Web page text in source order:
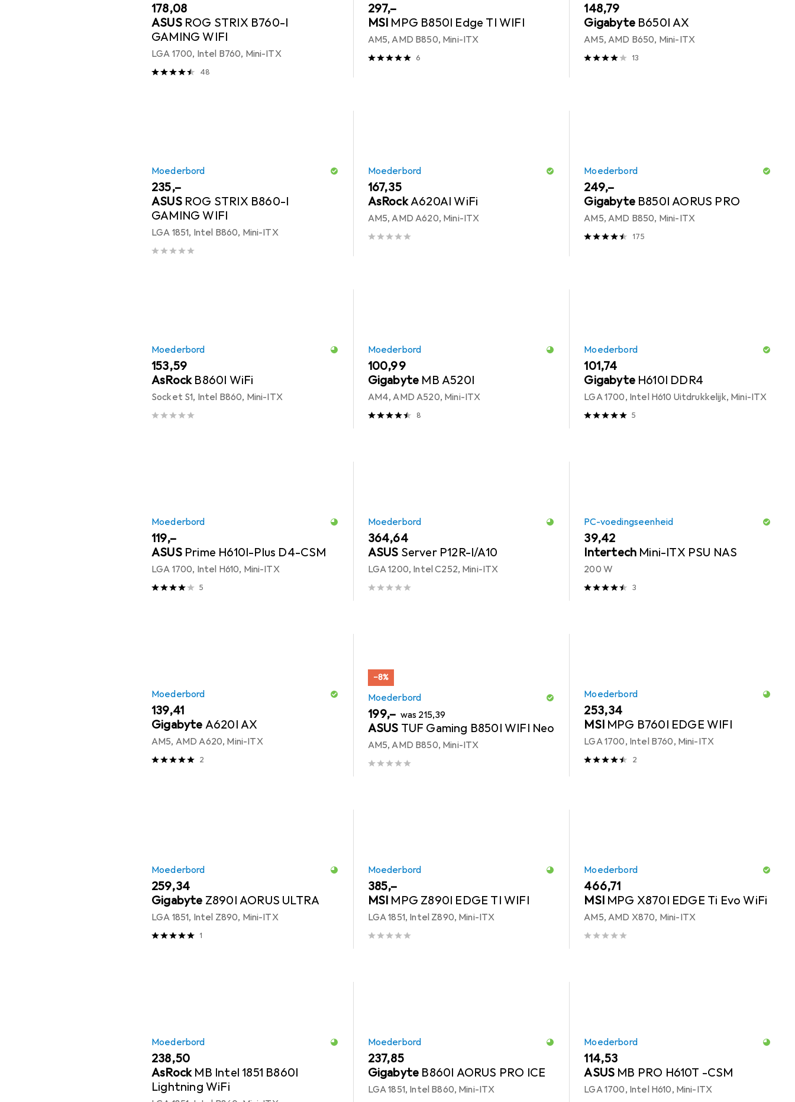
EUR
178,08
ASUS ROG STRIX B760-I
GAMING WIFI
LGA 1700, Intel B760, Mini-ITX
48
EUR
297,–
MSI MPG B850I Edge TI WIFI
AM5, AMD B850, Mini-ITX
6
EUR
148,79
Gigabyte B650I AX
AM5, AMD B650, Mini-ITX
13
Moederbord
EUR
235,–
ASUS ROG STRIX B860-I
GAMING WIFI
LGA 1851, Intel B860, Mini-ITX
Moederbord
EUR
167,35
AsRockA620AI WiFi
AM5, AMD A620, Mini-ITX
Moederbord
EUR
249,–
Gigabyte B850I AORUS PRO
AM5, AMD B850, Mini-ITX
175
Moederbord
EUR
153,59
AsRock B860I WiFi
Socket S1, Intel B860, Mini-ITX
Moederbord
EUR
100,99
Gigabyte MB A520I
AM4, AMD A520, Mini-ITX
8
Moederbord
EUR
101,74
Gigabyte H610I DDR4
LGA 1700, Intel H610 Uitdrukkelijk, Mini-ITX
5
Moederbord
EUR
119,–
ASUS Prime H610I-Plus D4-CSM
LGA 1700, Intel H610, Mini-ITX
5
Moederbord
EUR
364,64
ASUS Server P12R-I/A10
LGA 1200, Intel C252, Mini-ITX
PC-voedingseenheid
EUR
39,42
Intertech Mini-ITX PSU NAS
200 W
3
Moederbord
EUR
139,41
Gigabyte A620I AX
AM5, AMD A620, Mini-ITX
2
−8%
Moederbord
EUR
199,– was EUR
215,39
ASUS TUF Gaming B850I WIFI Neo
AM5, AMD B850, Mini-ITX
Moederbord
EUR
253,34
MSI MPG B760I EDGE WIFI
LGA 1700, Intel B760, Mini-ITX
2
Moederbord
EUR
259,34
Gigabyte Z890I AORUS ULTRA
LGA 1851, Intel Z890, Mini-ITX
1
Moederbord
EUR
385,–
MSI MPG Z890I EDGE TI WIFI
LGA 1851, Intel Z890, Mini-ITX
Moederbord
EUR
466,71
MSI MPG X870I EDGE Ti Evo WiFi
AM5, AMD X870, Mini-ITX
Moederbord
EUR
238,50
AsRock MB Intel 1851 B860I
Lightning WiFi
Moederbord
EUR
237,85
Gigabyte B860I AORUS PRO ICE
LGA 1851, Intel B860, Mini-ITX
Moederbord
EUR
114,53
ASUS MB PRO H610T -CSM
LGA 1700, Intel H610, Mini-ITX